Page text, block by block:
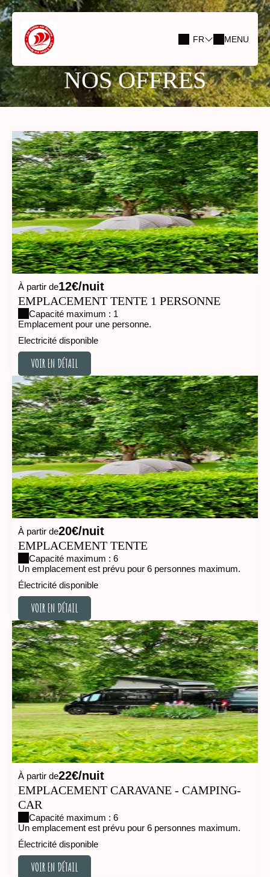
FR MENU
NOS OFFRES
À partir de12€/nuit
EMPLACEMENT TENTE 1 PERSONNE
Capacité maximum : 1
Emplacement pour une personne.
Electricité disponible
VOIR EN DÉTAIL
VOIR EN DÉTAIL
À partir de20€/nuit
EMPLACEMENT TENTE
Capacité maximum : 6
Un emplacement est prévu pour 6 personnes maximum.
Électricité disponible
VOIR EN DÉTAIL
VOIR EN DÉTAIL
À partir de22€/nuit
EMPLACEMENT CARAVANE - CAMPING-
CAR
Capacité maximum : 6
Un emplacement est prévu pour 6 personnes maximum.
Électricité disponible
VOIR EN DÉTAIL